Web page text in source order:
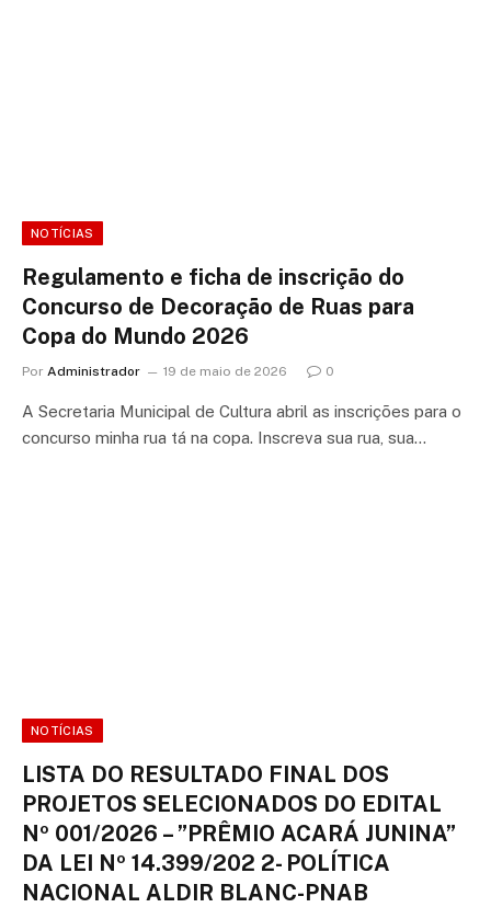
NOTÍCIAS
Regulamento e ficha de inscrição do
Concurso de Decoração de Ruas para
Copa do Mundo 2026
Por Administrador 19 de maio de 2026 0
A Secretaria Municipal de Cultura abril as inscrições para o
concurso minha rua tá na copa. Inscreva sua rua, sua…
NOTÍCIAS
LISTA DO RESULTADO FINAL DOS
PROJETOS SELECIONADOS DO EDITAL
Nº 001/2026 – ”PRÊMIO ACARÁ JUNINA”
DA LEI Nº 14.399/202 2- POLÍTICA
NACIONAL ALDIR BLANC-PNAB